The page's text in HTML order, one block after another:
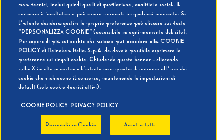
BEVI RESPONSABILMENTE
non tecnici, inclusi quindi quelli di profilazione, analitici e social. Il
consenso è facoltativo e può essere revocato in qualsiasi momento. Se
l’utente desidera gestire le proprie preferenze può cliccare sul tasto
“PERSONALIZZA COOKIE” (accessibile in ogni momento dal sito).
Per sapere di più sui cookie che usiamo può accedere alla COOKIE
POLICY di Heineken Italia S.p.A. da dove è possibile esprimere le
preferenze sui singoli cookie. Chiudendo questo banner - cliccando
sulla X in alto a destra - l’utente non presta il consenso all’uso dei
cookie che richiedono il consenso, mantenendo le impostazioni di
default (solo cookie tecnici attivi).
COOKIE POLICY PRIVACY POLICY
Personalizza Cookie Accetta tutto